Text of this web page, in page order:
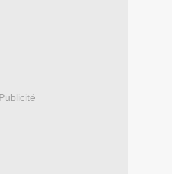
Publicité